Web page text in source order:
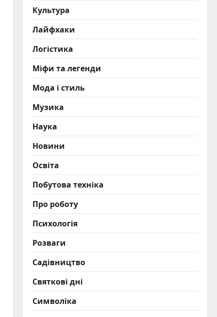
Культура
Лайфхаки
Логістика
Міфи та легенди
Мода і стиль
Музика
Наука
Новини
Освіта
Побутова техніка
Про роботу
Психологія
Розваги
Садівництво
Святкові дні
Символіка